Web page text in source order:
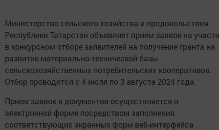
Министерство сельского хозяйства и продовольствия
Республики Татарстан объявляет прием заявок на
в конкурсном отборе заявителей на получение гранта на
развитие материально-технической базы
сельскохозяйственных потребительских кооперативов.
Отбор проводится с 4 июля по 3 августа 2024 года.
Прием заявок и документов осуществляется в
электронной форме посредством заполнения
соответствующих экранных форм веб-интерфейса